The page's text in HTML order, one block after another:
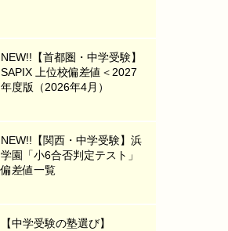
NEW!!【首都圏・中学受験】
SAPIX 上位校偏差値＜2027
年度版（2026年4月）
NEW!!【関西・中学受験】浜
学園「小6合否判定テスト」
偏差値一覧
【中学受験の塾選び】